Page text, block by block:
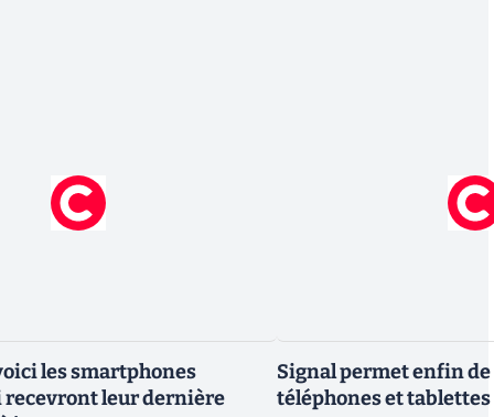
les smartphones
recevront leur dernière
Signal permet enfin
téléphones et tablettes